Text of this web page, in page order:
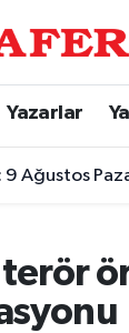
Yazarlar
9 Ağustos
terör
ve